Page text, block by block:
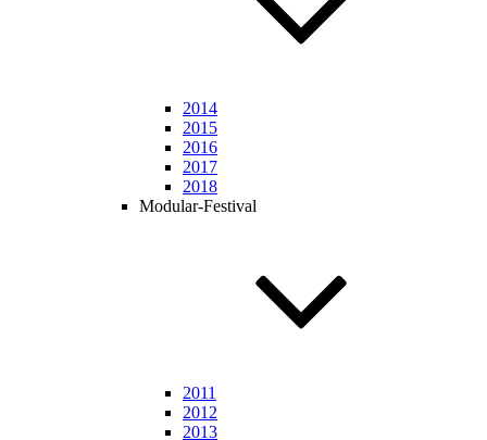
2014
2015
2016
2017
2018
Modular-Festival
2011
2012
2013